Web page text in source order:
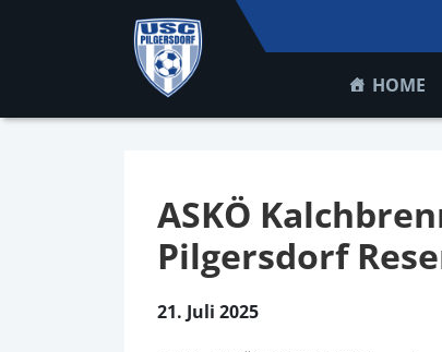
HOME
ASKÖ
Pilgersdorf
21. Juli 2025